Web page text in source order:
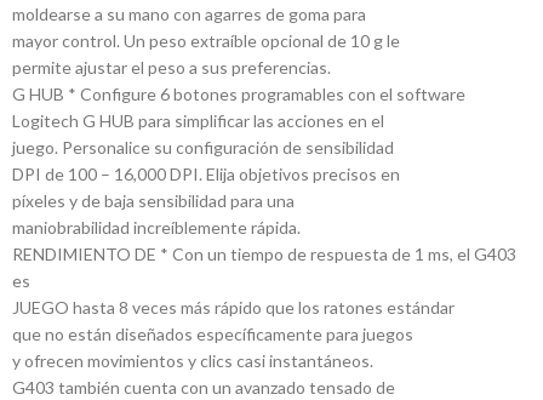
moldearse a su mano con agarres de goma para
mayor control. Un peso extraíble opcional de 10 g le
permite ajustar el peso a sus preferencias.
G HUB * Configure 6 botones programables con el software
Logitech G HUB para simplificar las acciones en el
juego. Personalice su configuración de sensibilidad
DPI de 100 – 16,000 DPI. Elija objetivos precisos en
píxeles y de baja sensibilidad para una
maniobrabilidad increíblemente rápida.
RENDIMIENTO DE * Con un tiempo de respuesta de 1 ms, el G403
es
JUEGO hasta 8 veces más rápido que los ratones estándar
que no están diseñados específicamente para juegos
y ofrecen movimientos y clics casi instantáneos.
G403 también cuenta con un avanzado tensado de